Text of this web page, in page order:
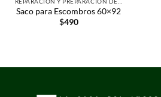
Saco para Escombros 60×92
$490